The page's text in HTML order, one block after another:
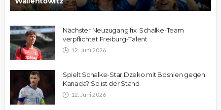
Nächster Neuzugang fix: Schalke-Team
verpflichtet Freiburg-Talent
12. Juni 2026
Spielt Schalke-Star Dzeko mit Bosnien gegen
Kanada? So ist der Stand
12. Juni 2026